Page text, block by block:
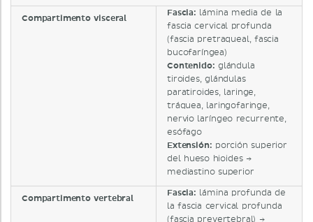
Compartimento visceral
Fascia: lámina media de la
fascia cervical profunda
(fascia pretraqueal, fascia
bucofaríngea)
Contenido: glándula
tiroides, glándulas
paratiroides, laringe,
tráquea, laringofaringe,
nervio laríngeo recurrente,
esófago
Extensión: porción superior
del hueso hioides →
mediastino superior
Compartimento vertebral
Fascia: lámina profunda de
la fascia cervical profunda
(fascia prevertebral) →